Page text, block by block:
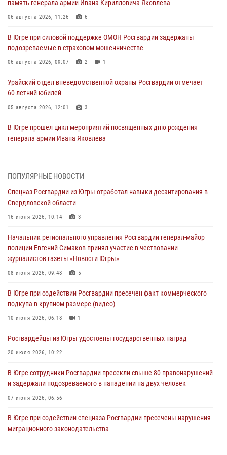
память генерала армии Ивана Кирилловича Яковлева
06 августа 2026, 11:26 6
В Югре при силовой поддержке ОМОН Росгвардии задержаны
подозреваемые в страховом мошенничестве
06 августа 2026, 09:07 2 1
Урайский отдел вневедомственной охраны Росгвардии отмечает
60-летний юбилей
05 августа 2026, 12:01 3
В Югре прошел цикл мероприятий посвященных дню рождения
генерала армии Ивана Яковлева
В Югре ОМОН Росгвардии оказал содействие ГИБДД в выявлении
05 августа 2026, 11:14
В Югре сотрудники вневедомственной охраны Росгвардии пресекли
05 августа 2026, 05:56
Генерал-полковник Юрий Аверин выступил на Всероссийском
молодёжном образовательном форуме «Территория смыслов»
Ключевые события Росгвардии: итоги недели с 27 июля по 2
августа (видео)
ПОПУЛЯРНЫЕ НОВОСТИ
Спецназ Росгвардии из Югры отработал навыки десантирования в
Свердловской области
16 июля 2026, 10:14 3
Начальник регионального управления Росгвардии генерал-майор
полиции Евгений Симаков принял участие в чествовании
журналистов газеты «Новости Югры»
08 июля 2026, 09:48 5
В Югре при содействии Росгвардии пресечен факт коммерческого
подкупа в крупном размере (видео)
10 июля 2026, 06:18 1
Росгвардейцы из Югры удостоены государственных наград
20 июля 2026, 10:22
В Югре сотрудники Росгвардии пресекли свыше 80 правонарушений
и задержали подозреваемого в нападении на двух человек
07 июля 2026, 06:56
В Югре при содействии спецназа Росгвардии пресечены нарушения
миграционного законодательства